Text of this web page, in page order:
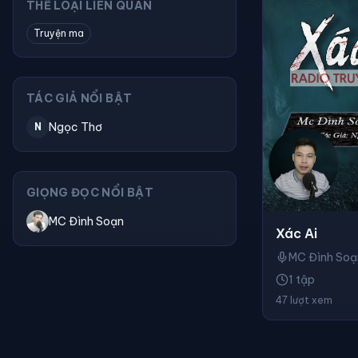
THỂ LOẠI LIÊN QUAN
Truyện ma
TÁC GIẢ NỔI BẬT
N Ngọc Thơ
GIỌNG ĐỌC NỔI BẬT
MC Đình Soạn
Xác Ai
MC Đình
1 tập
47 lượt xem